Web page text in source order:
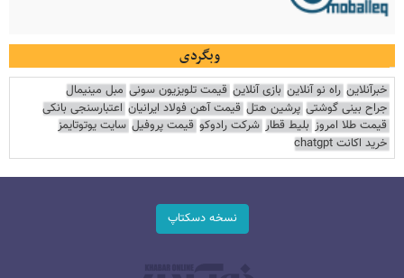
وبگردی
خبرآنلاین راه نو آنلاین بازی آنلاین قیمت تلویزیون سونی مبل مینیمال
جراح بینی گوشتی پرشین هتل قیمت آهن فولاد ایرانیان اعتبارسنجی بانکی
قیمت طلا امروز بلیط قطار شرکت رادوکو قیمت پروفیل سایت یوتوتایمز
خرید اکانت chatgpt
نسخه دسکتاپ